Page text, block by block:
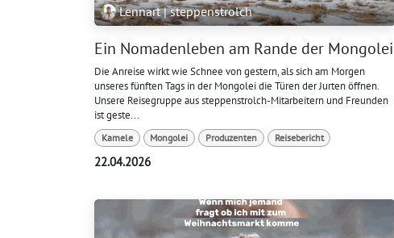
Lennart | steppenstrolch
Ein Nomadenleben am Rande der Mongolei
Die Anreise wirkt wie Schnee von gestern, als sich am Morgen
unseres fünften Tags in der Mongolei die Türen der Jurten öffnen.
Unsere Reisegruppe aus steppenstrolch-Mitarbeitern und Freunden
ist geste...
Kamele Mongolei Produzenten Reisebericht
22.04.2026